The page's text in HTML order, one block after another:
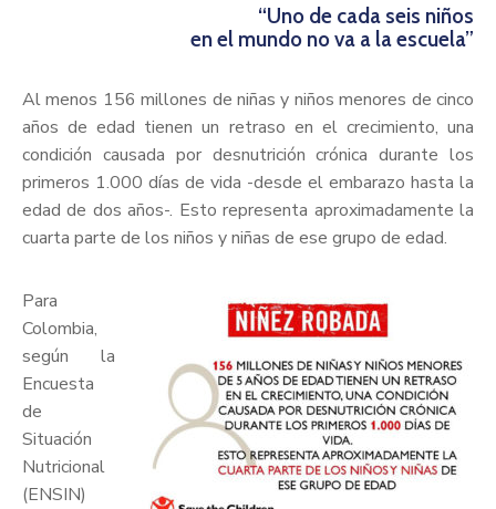
“Uno de cada seis niños
en el mundo no va a la escuela”
Al menos 156 millones de niñas y niños menores de cinco
años de edad tienen un retraso en el crecimiento, una
condición causada por desnutrición crónica durante los
primeros 1.000 días de vida -desde el embarazo hasta la
edad de dos años-. Esto representa aproximadamente la
cuarta parte de los niños y niñas de ese grupo de edad.
Para
Colombia,
según la
Encuesta
de
Situación
Nutricional
(ENSIN)